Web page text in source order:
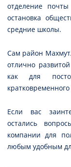
отделение
остановка
средние школы.
Сам район
отлично
как для
Если вас
остались
компании для
любым удобным